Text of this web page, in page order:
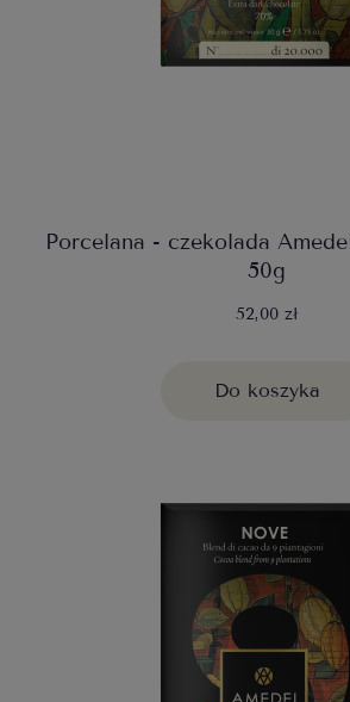
Porcelana - czekolada
50g
52,00 zł
Do koszyka